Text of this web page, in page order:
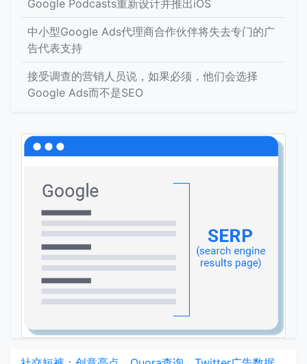
Google Podcasts重新设计并推出iOS
中小型Google Ads代理商合作伙伴将失去专门的广
告代表支持
接受调查的营销人员说，如果必须，他们会选择
Google Ads而不是SEO